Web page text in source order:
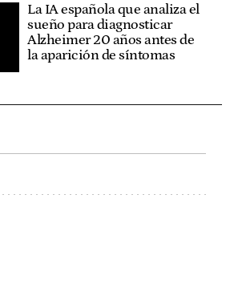
La IA española que analiza el
sueño para diagnosticar
Alzheimer 20 años antes de
la aparición de síntomas